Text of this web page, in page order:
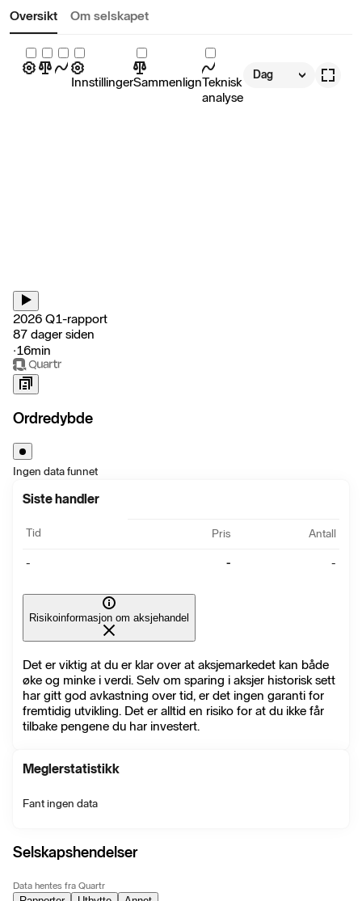
Oversikt Om selskapet
InnstillingerSammenlignTeknisk
analyse
Dag
2026 Q1-rapport
87 dager siden
‧16min
Ordredybde
Ingen data funnet
Siste handler
Tid Pris Antall
- - -
Risikoinformasjon om aksjehandel
Det er viktig at du er klar over at aksjemarkedet kan både
øke og minke i verdi. Selv om sparing i aksjer historisk sett
har gitt god avkastning over tid, er det ingen garanti for
fremtidig utvikling. Det er alltid en risiko for at du ikke får
tilbake pengene du har investert.
Meglerstatistikk
Fant ingen data
Selskapshendelser
Data hentes fra Quartr